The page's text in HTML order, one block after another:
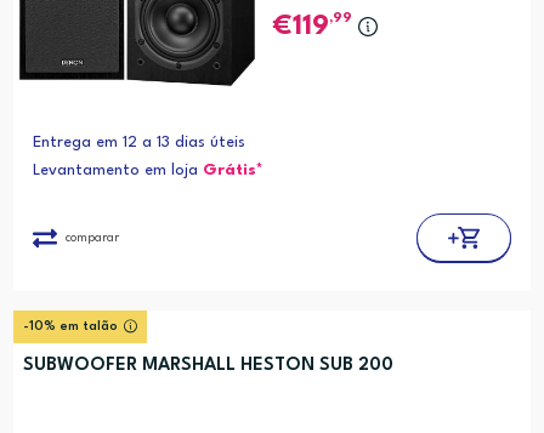
119,99
Entrega em 12 a 13 dias úteis
Levantamento em loja Grátis*
comparar
-10% em talão
SUBWOOFER MARSHALL HESTON SUB 200